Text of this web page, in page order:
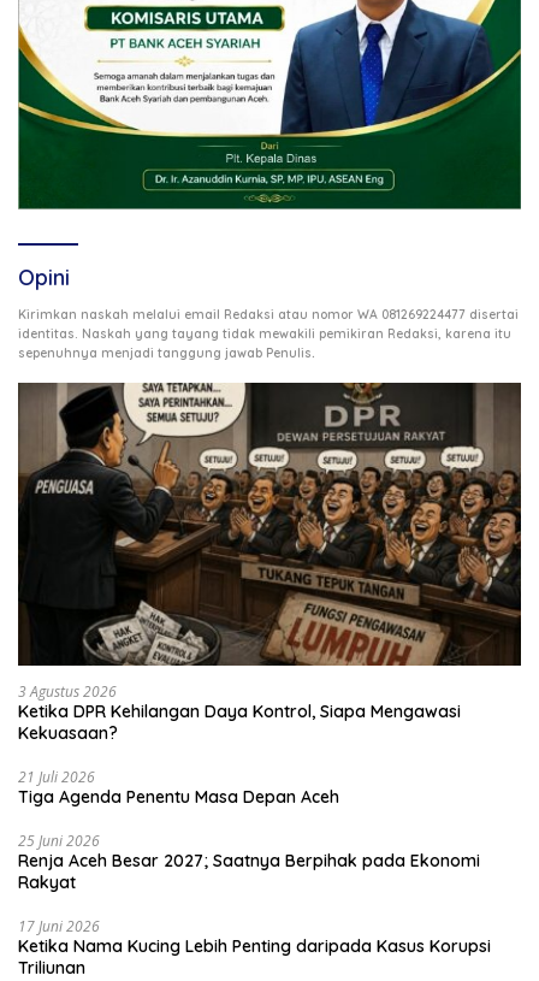
Opini
Kirimkan naskah melalui email Redaksi atau nomor WA 081269224477 disertai
identitas. Naskah yang tayang tidak mewakili pemikiran Redaksi, karena itu
sepenuhnya menjadi tanggung jawab Penulis
3 Agustus 2026
Ketika DPR Kehilangan Daya Kontrol, Siapa Mengawasi
Kekuasaan?
21 Juli 2026
Tiga Agenda Penentu Masa Depan Aceh
25 Juni 2026
Renja Aceh Besar 2027; Saatnya Berpihak pada Ekonomi
Rakyat
17 Juni 2026
Ketika Nama Kucing Lebih Penting daripada Kasus Korupsi
Triliunan